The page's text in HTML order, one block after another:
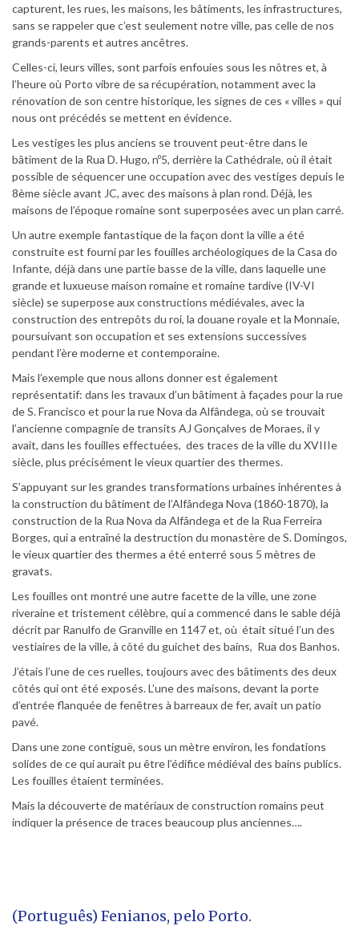
capturent, les rues, les maisons, les bâtiments, les infrastructures,
sans se rappeler que c’est seulement notre ville, pas celle de nos
grands-parents et autres ancêtres.
Celles-ci, leurs villes, sont parfois enfouies sous les nôtres et, à
l’heure où Porto vibre de sa récupération, notamment avec la
rénovation de son centre historique, les signes de ces « villes » qui
nous ont précédés se mettent en évidence.
Les vestiges les plus anciens se trouvent peut-être dans le
bâtiment de la Rua D. Hugo, nº5, derrière la Cathédrale, où il était
possible de séquencer une occupation avec des vestiges depuis le
8ème siècle avant JC, avec des maisons à plan rond. Déjà, les
maisons de l’époque romaine sont superposées avec un plan carré.
Un autre exemple fantastique de la façon dont la ville a été
construite est fourni par les fouilles archéologiques de la Casa do
Infante, déjà dans une partie basse de la ville, dans laquelle une
grande et luxueuse maison romaine et romaine tardive (IV-VI
siècle) se superpose aux constructions médiévales, avec la
construction des entrepôts du roi, la douane royale et la Monnaie,
poursuivant son occupation et ses extensions successives
pendant l’ère moderne et contemporaine.
Mais l’exemple que nous allons donner est également
représentatif: dans les travaux d’un bâtiment à façades pour la rue
de S. Francisco et pour la rue Nova da Alfândega, où se trouvait
l’ancienne compagnie de transits AJ Gonçalves de Moraes, il y
avait, dans les fouilles effectuées, des traces de la ville du XVIIIe
siècle, plus précisément le vieux quartier des thermes.
S’appuyant sur les grandes transformations urbaines inhérentes à
la construction du bâtiment de l’Alfândega Nova (1860-1870), la
construction de la Rua Nova da Alfândega et de la Rua Ferreira
Borges, qui a entraîné la destruction du monastère de S. Domingos,
le vieux quartier des thermes a été enterré sous 5 mètres de
gravats.
Les fouilles ont montré une autre facette de la ville, une zone
riveraine et tristement célèbre, qui a commencé dans le sable déjà
décrit par Ranulfo de Granville en 1147 et, où était situé l’un des
vestiaires de la ville, à côté du guichet des bains, Rua dos Banhos.
J’étais l’une de ces ruelles, toujours avec des bâtiments des deux
côtés qui ont été exposés. L’une des maisons, devant la porte
d’entrée flanquée de fenêtres à barreaux de fer, avait un patio
pavé.
Dans une zone contiguë, sous un mètre environ, les fondations
solides de ce qui aurait pu être l’édifice médiéval des bains publics.
Les fouilles étaient terminées.
Mais la découverte de matériaux de construction romains peut
indiquer la présence de traces beaucoup plus anciennes….
(Português) Fenianos, pelo Porto.